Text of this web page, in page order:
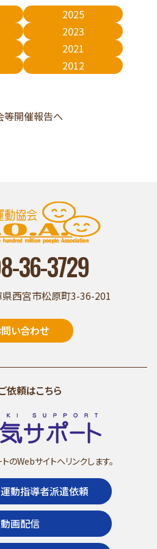
2025
2023
2021
2012
等開催報告へ
36-3729
西宮市松原町3-36-201
い合わせ
依頼はこちら
のWebサイトへリンクします。
運動指導者派遣依頼
動画配信